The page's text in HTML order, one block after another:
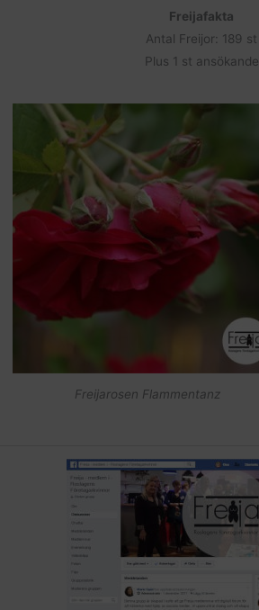
Freijafakta
Antal Freijor: 189 st
Plus 1 st ansökande
Freijarosen Flammentanz